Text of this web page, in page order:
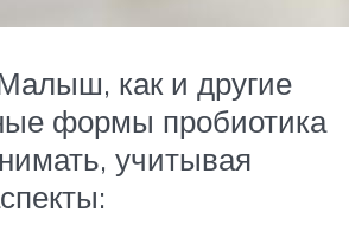
как и другие
формы пробиотика
учитывая